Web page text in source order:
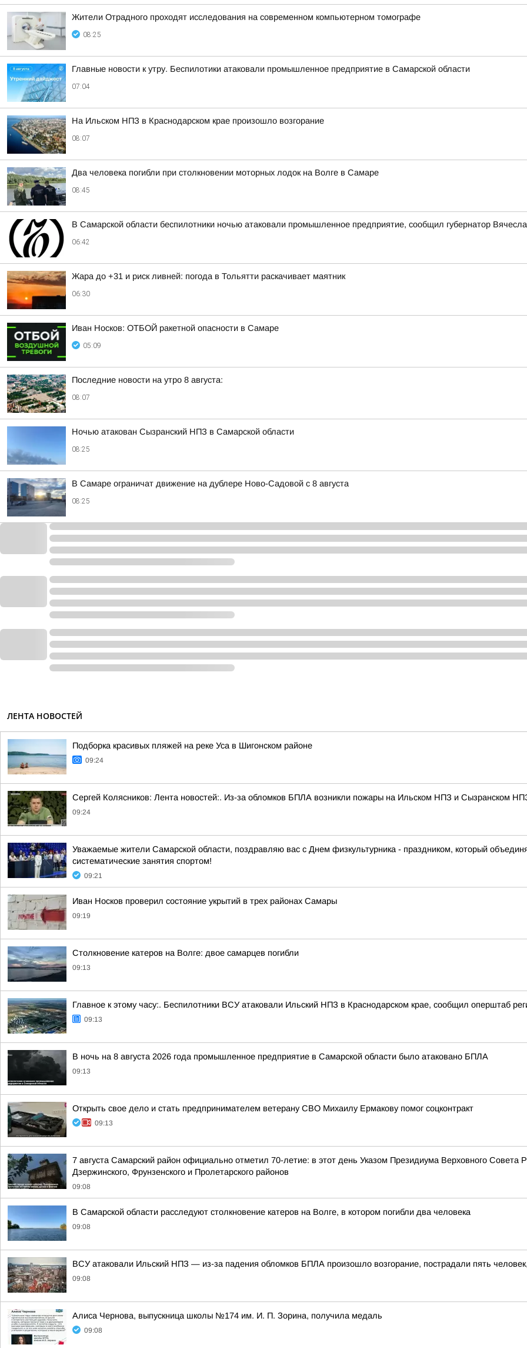
Жители Отрадного проходят исследования на современном компьютерном томографе
08:25
Главные новости к утру. Беспилотики атаковали промышленное предприятие в Самарской области
07:04
На Ильском НПЗ в Краснодарском крае произошло возгорание
08:07
Два человека погибли при столкновении моторных лодок на Волге в Самаре
08:45
В Самарской области беспилотники ночью атаковали промышленное предприятие, сообщил губернатор
06:42
Жара до +31 и риск ливней: погода в Тольятти раскачивает маятник
06:30
Иван Носков: ОТБОЙ ракетной опасности в Самаре
05:09
Последние новости на утро 8 августа:
08:07
Ночью атакован Сызранский НПЗ в Самарской области
08:25
В Самаре ограничат движение на дублере Ново-Садовой с 8 августа
08:25
ЛЕНТА НОВОСТЕЙ
Подборка красивых пляжей на реке Уса в Шигонском районе
09:24
Сергей Колясников: Лента новостей:. Из-за обломков БПЛА возникли пожары на Ильском НПЗ и Сызранском
09:24
Уважаемые жители Самарской области, поздравляю вас с Днем физкультурника - праздником, который
систематические занятия спортом!
09:21
Иван Носков проверил состояние укрытий в трех районах Самары
09:19
Столкновение катеров на Волге: двое самарцев погибли
09:13
Главное к этому часу:. Беспилотники ВСУ атаковали Ильский НПЗ в Краснодарском крае, сообщил оперштаб
09:13
В ночь на 8 августа 2026 года промышленное предприятие в Самарской области было атаковано БПЛА
09:13
Открыть свое дело и стать предпринимателем ветерану СВО Михаилу Ермакову помог соцконтракт
09:13
7 августа Самарский район официально отметил 70-летие: в этот день Указом Президиума Верховного
Дзержинского, Фрунзенского и Пролетарского районов
09:08
В Самарской области расследуют столкновение катеров на Волге, в котором погибли два человека
09:08
ВСУ атаковали Ильский НПЗ — из-за падения обломков БПЛА произошло возгорание, пострадали пять
09:08
Алиса Чернова, выпускница школы №174 им. И. П. Зорина, получила медаль
09:08